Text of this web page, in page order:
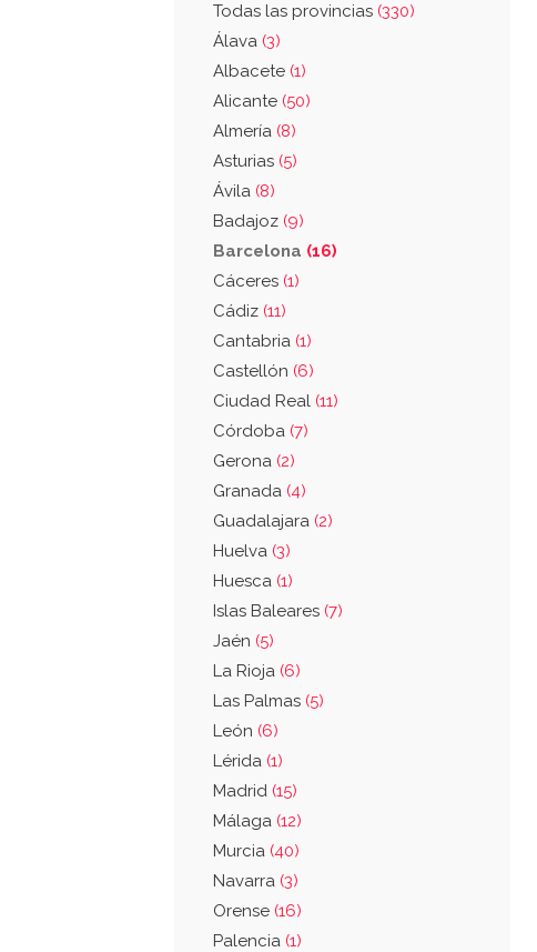
Todas las provincias (330)
Álava (3)
Albacete (1)
Alicante (50)
Almería (8)
Asturias (5)
Ávila (8)
Badajoz (9)
Barcelona (16)
Cáceres (1)
Cádiz (11)
Cantabria (1)
Castellón (6)
Ciudad Real (11)
Córdoba (7)
Gerona (2)
Granada (4)
Guadalajara (2)
Huelva (3)
Huesca (1)
Islas Baleares (7)
Jaén (5)
La Rioja (6)
Las Palmas (5)
León (6)
Lérida (1)
Madrid (15)
Málaga (12)
Murcia (40)
Navarra (3)
Orense (16)
Palencia (1)